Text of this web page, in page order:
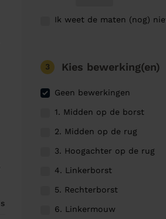
Ik weet de maten (nog)
3 Kies bewerking(en)
Geen bewerkingen
1. Midden op de borst
2. Midden op de rug
3. Hoogachter op de rug
4. Linkerborst
5. Rechterborst
6. Linkermouw